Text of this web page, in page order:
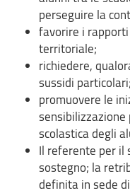
perseguire la
favorire i
territoriale;
richiedere,
sussidi particolari;
promuovere le
sensibilizzazione
scolastica degli
Il referente per il
sostegno; la
definita in sede